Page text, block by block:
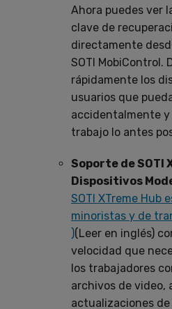
Ahora puedes ver
clave de
directamente
SOTI MobiControl.
rápidamente los
usuarios que
accidentalmente
trabajo lo antes
Soporte de SOTI
Dispositivos
SOTI XTreme Hub
minoristas y de
)(Leer en inglés)
velocidad que
los trabajadores
archivos de video,
actualizaciones